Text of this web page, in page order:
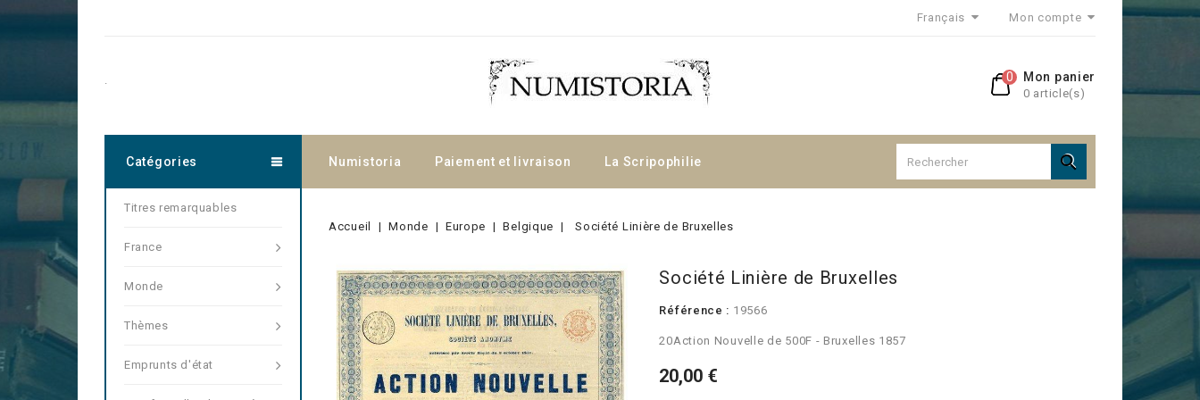
Français Mon compte
Mon panier
0 article(s)
0
.
Numistoria Paiement et livraison La Scripophilie 
Catégories
Titres remarquables
France
Monde
Thèmes
Emprunts d'état
Accueil Monde Europe Belgique Société Linière de Bruxelles
Société Linière de Bruxelles
Référence : 19566
20Action Nouvelle de 500F - Bruxelles 1857
20,00 €